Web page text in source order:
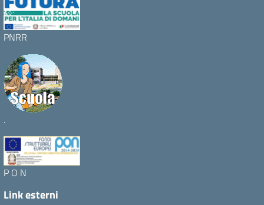
PNRR
.
P O N
Link esterni